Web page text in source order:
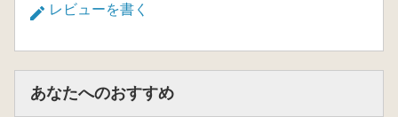
レビューを書く
あなたへのおすすめ